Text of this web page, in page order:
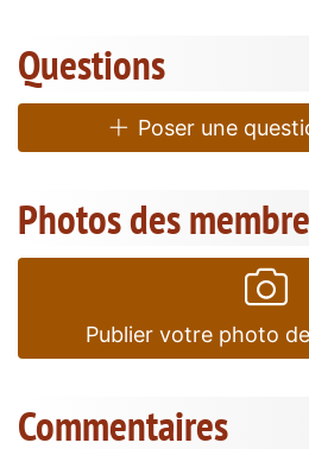
Questions
Poser une
Photos des
Publier votre photo
Commentaires